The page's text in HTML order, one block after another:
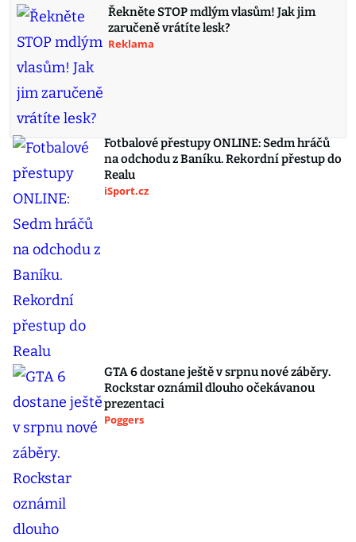
Řekněte STOP mdlým vlasům! Jak jim
zaručeně vrátíte lesk?
Reklama
Fotbalové přestupy ONLINE: Sedm hráčů
na odchodu z Baníku. Rekordní přestup do
Realu
iSport.cz
GTA 6 dostane ještě v srpnu nové záběry.
Rockstar oznámil dlouho očekávanou
prezentaci
Poggers